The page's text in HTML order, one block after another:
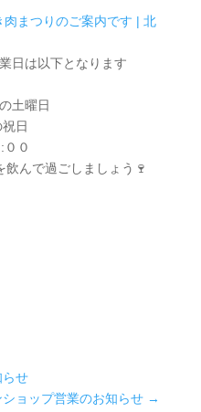
まつりのご案内です | 北
日は以下となります
日
曜日
日
０
んで過ごしましょう🍷
らせ
ショップ営業のお知らせ →